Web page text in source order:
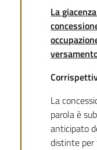
La
La
parola è
anticipato
distinte per